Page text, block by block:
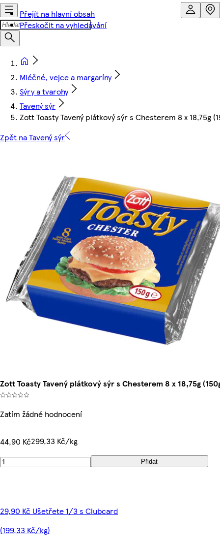
Přejít na hlavní obsah
Přeskočit na vyhledávání
Mléčné, vejce a margaríny
Sýry a tvarohy
Tavený sýr
Zott Toasty Tavený plátkový sýr s Chesterem 8 x 18,75g
Zpět na Tavený sýr
Zott Toasty Tavený plátkový sýr s Chesterem 8 x 18,75g
Zatím žádné hodnocení
44,90 Kč299,33 Kč/kg
Přidat
29,90 Kč Ušetřete 1/3 s Clubcard
(199,33 Kč/kg)